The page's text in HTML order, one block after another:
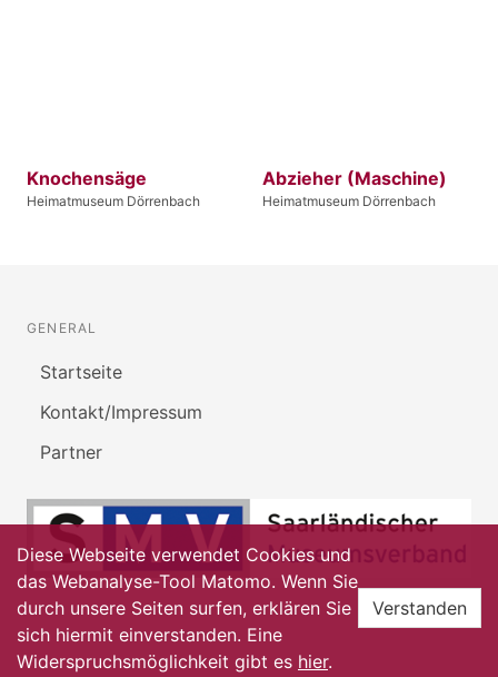
Knochensäge
Heimatmuseum Dörrenbach
Abzieher (Maschine)
Heimatmuseum Dörrenbach
GENERAL
Startseite
Kontakt/Impressum
Partner
Diese Webseite verwendet Cookies und
das Webanalyse-Tool Matomo. Wenn Sie
durch unsere Seiten surfen, erklären Sie
sich hiermit einverstanden. Eine
Widerspruchsmöglichkeit gibt es hier.
Verstanden